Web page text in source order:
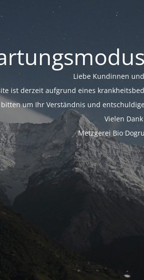
Liebe Kundinnen
ist derzeit aufgrund eines
um Ihr Verständnis und
Vielen Dank
Metzgerei Bio